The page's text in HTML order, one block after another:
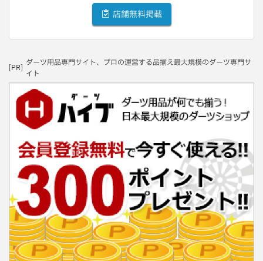
店舗無料掲載
[PR]
ダーツ用品専門サイト、プロの運営する品揃え最大規模のダーツ専門サ
イト